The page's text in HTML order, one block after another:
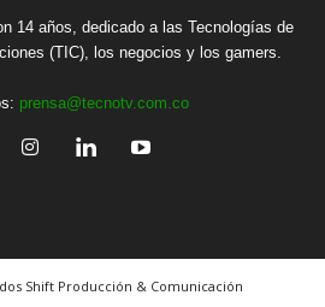
14 años, dedicado a las Tecnologías de
(TIC), los negocios y los gamers.
prensa@tecnotv.com.co
Shift Producción & Comunicación